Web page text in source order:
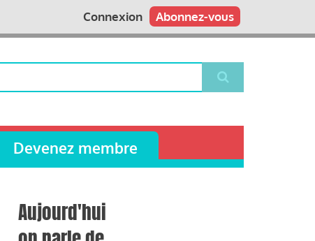
Abonnez-vous
Connexion
Devenez membre
Aujourd'hui